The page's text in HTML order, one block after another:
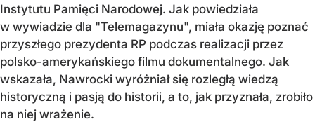
Instytutu Pamięci Narodowej. Jak powiedziała
w wywiadzie dla "Telemagazynu", miała okazję poznać
przyszłego prezydenta RP podczas realizacji przez
polsko-amerykańskiego filmu dokumentalnego. Jak
wskazała, Nawrocki wyróżniał się rozległą wiedzą
historyczną i pasją do historii, a to, jak przyznała, zrobiło
na niej wrażenie.